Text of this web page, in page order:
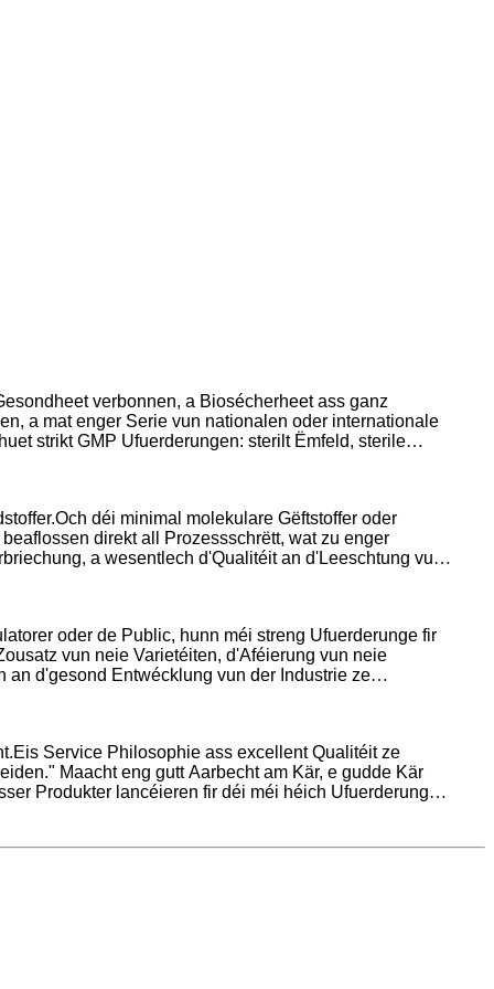
verbonnen, a Biosécherheet ass ganz
a mat enger Serie vun nationalen oder internationale
strikt GMP Ufuerderungen: sterilt Ëmfeld, sterile
déi minimal molekulare Gëftstoffer oder
direkt all Prozessschrëtt, wat zu enger
a wesentlech d'Qualitéit an d'Leeschtung vun
oder de Public, hunn méi streng Ufuerderunge fir
vun neie Varietéiten, d'Aféierung vun neie
an d'gesond Entwécklung vun der Industrie ze
Laboranalyse a Verifizéierung.Eis Léisungen a
z'erreechen.
Service Philosophie ass excellent Qualitéit ze
Maacht eng gutt Aarbecht am Kär, e gudde Kär
Produkter lancéieren fir déi méi héich Ufuerderunge